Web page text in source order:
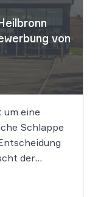
von
eine
Schlappe
der
Rabatten